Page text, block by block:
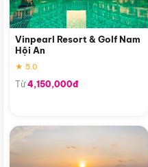
Vinpearl Resort & Golf Nam
Hội An
★ 5.0
Từ4,150,000đ